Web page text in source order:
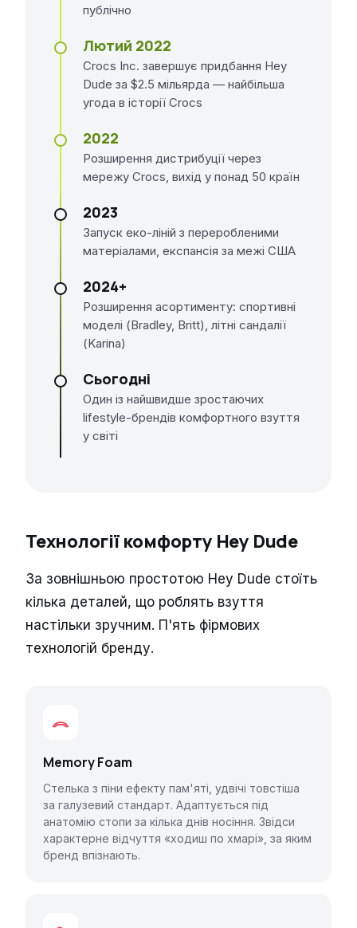
публічно
Лютий 2022
Crocs Inc. завершує придбання Hey
Dude за $2.5 мільярда — найбільша
угода в історії Crocs
2022
Розширення дистрибуції через
мережу Crocs, вихід у понад 50 країн
2023
Запуск еко-ліній з переробленими
матеріалами, експансія за межі США
2024+
Розширення асортименту: спортивні
моделі (Bradley, Britt), літні сандалії
(Karina)
Сьогодні
Один із найшвидше зростаючих
lifestyle-брендів комфортного взуття
у світі
Технології комфорту Hey Dude
За зовнішньою простотою Hey Dude стоїть
кілька деталей, що роблять взуття
настільки зручним. П'ять фірмових
технологій бренду.
Memory Foam
Стелька з піни ефекту пам'яті, удвічі товстіша
за галузевий стандарт. Адаптується під
анатомію стопи за кілька днів носіння. Звідси
характерне відчуття «ходиш по хмарі», за яким
бренд впізнають.